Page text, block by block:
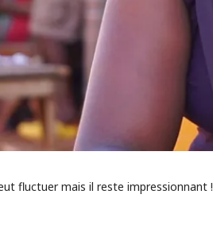
fluctuer mais il reste impressionnant !